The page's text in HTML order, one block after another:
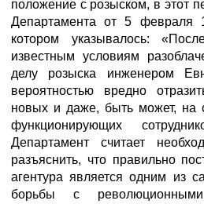
положение с розыском, в этот
Департамента от 5
котором указывалось:
известным условиям
делу розыска инженером
вероятностью вредно
новых и даже, быть может, на
функционирующих
Департамент считает
разъяснить, что правильно
агентура является одним из
борьбы с